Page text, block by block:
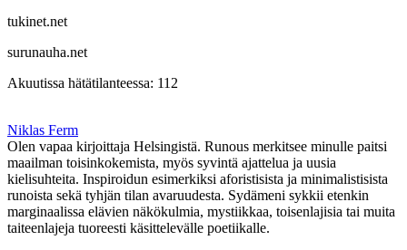
tukinet.net
surunauha.net
Akuutissa hätätilanteessa: 112
Niklas Ferm
Olen vapaa kirjoittaja Helsingistä. Runous merkitsee minulle paitsi
maailman toisinkokemista, myös syvintä ajattelua ja uusia
kielisuhteita. Inspiroidun esimerkiksi aforistisista ja minimalistisista
runoista sekä tyhjän tilan avaruudesta. Sydämeni sykkii etenkin
marginaalissa elävien näkökulmia, mystiikkaa, toisenlajisia tai muita
taiteenlajeja tuoreesti käsittelevälle poetiikalle.